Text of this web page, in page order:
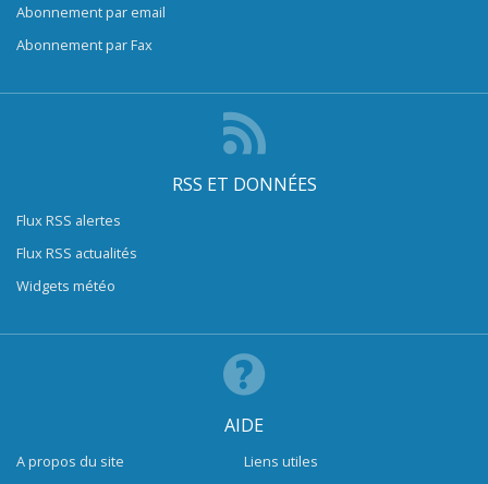
Abonnement par email
Abonnement par Fax
RSS ET DONNÉES
Flux RSS alertes
Flux RSS actualités
Widgets météo
AIDE
A propos du site
Liens utiles